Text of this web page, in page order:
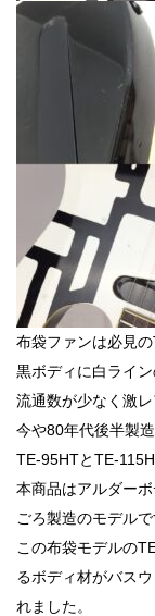
布袋ファンは必見
黒ボディに白ライ
流通数が少なく激レ
今や80年代後半製
TE-95HTとTE-
本商品はアルダー
ごろ製造のモデルで
この布袋モデルの
るボディ材がバス
れました。